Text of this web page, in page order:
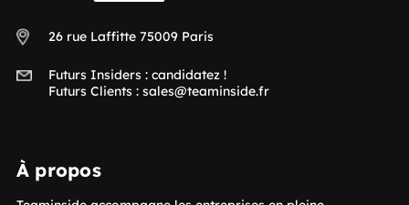
26 rue Laffitte 75009 Paris
Futurs Insiders : candidatez !
Futurs Clients : sales@teaminside.fr
À propos